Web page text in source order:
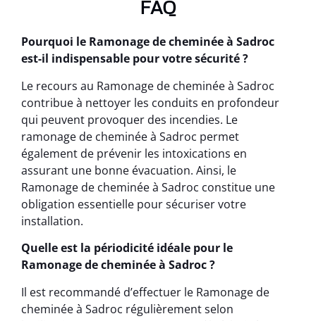
FAQ
Pourquoi le Ramonage de cheminée à Sadroc
est-il indispensable pour votre sécurité ?
Le recours au Ramonage de cheminée à Sadroc
contribue à nettoyer les conduits en profondeur
qui peuvent provoquer des incendies. Le
ramonage de cheminée à Sadroc permet
également de prévenir les intoxications en
assurant une bonne évacuation. Ainsi, le
Ramonage de cheminée à Sadroc constitue une
obligation essentielle pour sécuriser votre
installation.
Quelle est la périodicité idéale pour le
Ramonage de cheminée à Sadroc ?
Il est recommandé d’effectuer le Ramonage de
cheminée à Sadroc régulièrement selon